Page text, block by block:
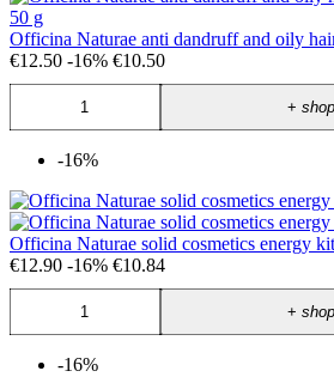
Officina Naturae anti dandruff and oily
€12.50 -16% €10.50
+
-16%
Officina Naturae solid cosmetics energy
€12.90 -16% €10.84
+
-16%